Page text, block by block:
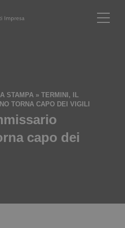
STAMPA »TERMINI, IL
TORNA CAPO DEI VIGILI
capo dei